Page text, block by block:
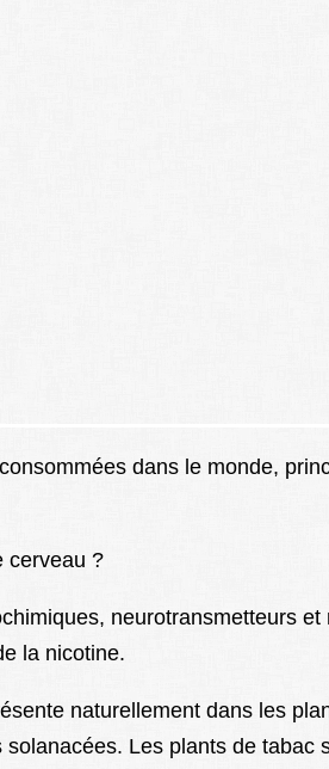
dans le monde,
cerveau ?
neurotransmetteurs et
la nicotine.
naturellement dans les
Les plants de tabac